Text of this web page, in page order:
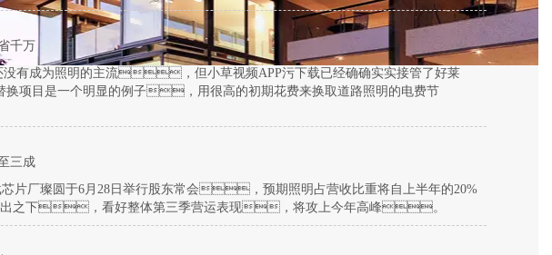
千万
有成为照明的主流，但小草视频APP污下载已经确确实实接管了好莱
目是一个明显的例子，用很高的初期花费来换取道路照明的电费节
三成
片厂璨圆于6月28日举行股东常会，预期照明占营收比重将自上半年的20%
出之下，看好整体第三季营运表现，将攻上今年高峰。